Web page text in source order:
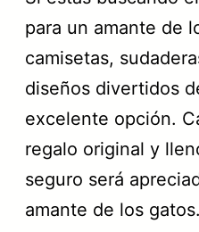
para un amante de
camisetas,
diseños divertidos
excelente opción.
regalo original y
seguro será
amante de los gatos.